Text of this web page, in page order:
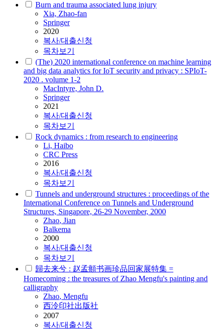
Burn and trauma associated lung injury
Xia, Zhao-fan
Springer
2020
복사/대출신청
목차보기
(The) 2020 international conference on machine learning
and big data analytics for IoT security and privacy : SPIoT-
2020 . volume 1-2
MacIntyre, John D.
Springer
2021
복사/대출신청
목차보기
Rock dynamics : from research to engineering
Li, Haibo
CRC Press
2016
복사/대출신청
목차보기
Tunnels and underground structures : proceedings of the
International Conference on Tunnels and Underground
Structures, Singapore, 26-29 November, 2000
Zhao, Jian
Balkema
2000
복사/대출신청
목차보기
歸去来兮 : 赵孟頫书画珍品回家展特集 =
Homecoming : the treasures of Zhao Mengfu's painting and
calligraphy
Zhao, Mengfu
西泠印社出版社
2007
복사/대출신청